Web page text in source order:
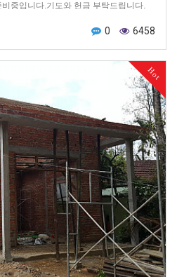
중입니다.기도와 헌금 부탁드립니다.
0 6458
Hot